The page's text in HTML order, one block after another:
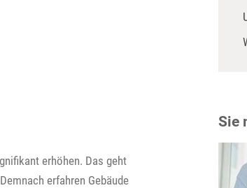
erhöhen. Das geht
erfahren Gebäude
Sie